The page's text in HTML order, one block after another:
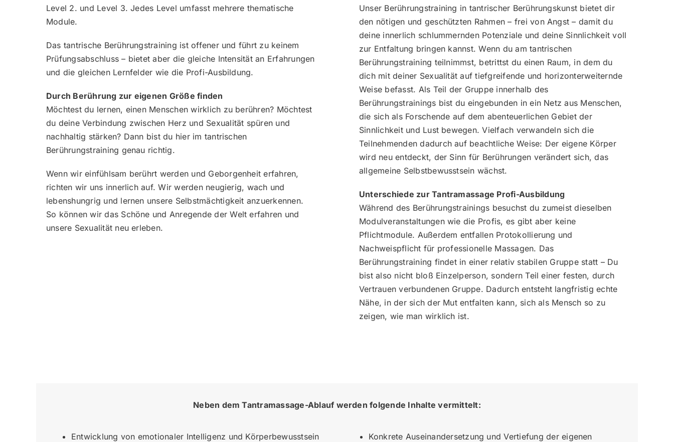
Level 2. und Level 3. Jedes Level umfasst mehrere thematische
Module.
Das tantrische Berührungstraining ist offener und führt zu keinem
Prüfungsabschluss – bietet aber die gleiche Intensität an Erfahrungen
und die gleichen Lernfelder wie die Profi-Ausbildung.
Durch Berührung zur eigenen Größe finden
Möchtest du lernen, einen Menschen wirklich zu berühren? Möchtest
du deine Verbindung zwischen Herz und Sexualität spüren und
nachhaltig stärken? Dann bist du hier im tantrischen
Berührungstraining genau richtig.
Wenn wir einfühlsam berührt werden und Geborgenheit erfahren,
richten wir uns innerlich auf. Wir werden neugierig, wach und
lebenshungrig und lernen unsere Selbstmächtigkeit anzuerkennen.
So können wir das Schöne und Anregende der Welt erfahren und
unsere Sexualität neu erleben.
Unser Berührungstraining in tantrischer Berührungskunst bietet dir
den nötigen und geschützten Rahmen – frei von Angst – damit du
deine innerlich schlummernden Potenziale und deine Sinnlichkeit voll
zur Entfaltung bringen kannst. Wenn du am tantrischen
Berührungstraining teilnimmst, betrittst du einen Raum, in dem du
dich mit deiner Sexualität auf tiefgreifende und horizonterweiternde
Weise befasst. Als Teil der Gruppe innerhalb des
Berührungstrainings bist du eingebunden in ein Netz aus Menschen,
die sich als Forschende auf dem abenteuerlichen Gebiet der
Sinnlichkeit und Lust bewegen. Vielfach verwandeln sich die
Teilnehmenden dadurch auf beachtliche Weise: Der eigene Körper
wird neu entdeckt, der Sinn für Berührungen verändert sich, das
allgemeine Selbstbewusstsein wächst.
Unterschiede zur Tantramassage Profi-Ausbildung
Während des Berührungstrainings besuchst du zumeist dieselben
Modulveranstaltungen wie die Profis, es gibt aber keine
Pflichtmodule. Außerdem entfallen Protokollierung und
Nachweispflicht für professionelle Massagen. Das
Berührungstraining findet in einer relativ stabilen Gruppe statt – Du
bist also nicht bloß Einzelperson, sondern Teil einer festen, durch
Vertrauen verbundenen Gruppe. Dadurch entsteht langfristig echte
Nähe, in der sich der Mut entfalten kann, sich als Mensch so zu
zeigen, wie man wirklich ist.
Neben dem Tantramassage-Ablauf werden folgende Inhalte vermittelt:
Entwicklung von emotionaler Intelligenz und Körperbewusstsein
Konkrete Auseinandersetzung und Vertiefung der eigenen